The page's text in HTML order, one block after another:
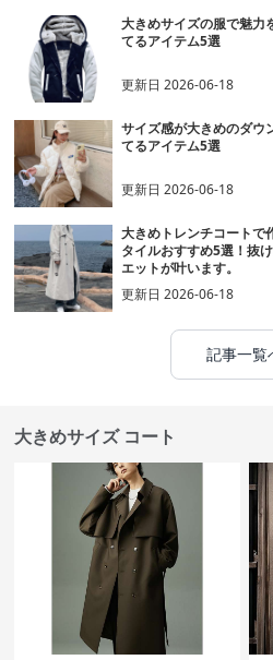
大きめサイズの服で魅力
てるアイテム5選
更新日2026-06-18
サイズ感が大きめのダウ
てるアイテム5選
更新日2026-06-18
大きめトレンチコートで
タイルおすすめ5選！抜
エットが叶います。
更新日2026-06-18
記事一覧
大きめサイズ コート